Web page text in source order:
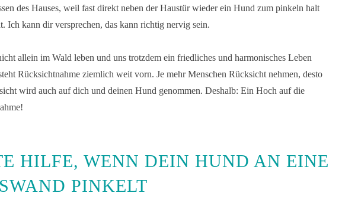
des Hauses, weil fast direkt neben der Haustür wieder ein Hund zum pinkeln halt
Ich kann dir versprechen, das kann richtig nervig sein.
allein im Wald leben und uns trotzdem ein friedliches und harmonisches Leben
Rücksichtnahme ziemlich weit vorn. Je mehr Menschen Rücksicht nehmen, desto
wird auch auf dich und deinen Hund genommen. Deshalb: Ein Hoch auf die
HILFE, WENN DEIN HUND AN EINE
PINKELT